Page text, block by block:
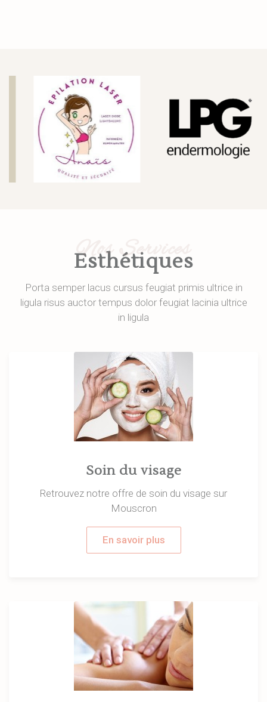
Nos Services
Esthétiques
Porta semper lacus cursus feugiat primis ultrice in
ligula risus auctor tempus dolor feugiat lacinia ultrice
in ligula
Soin du visage
Retrouvez notre offre de soin du visage sur
Mouscron
En savoir plus